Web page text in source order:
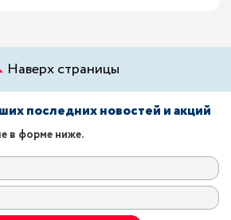
Наверх страницы
последних новостей и акций
в форме ниже.